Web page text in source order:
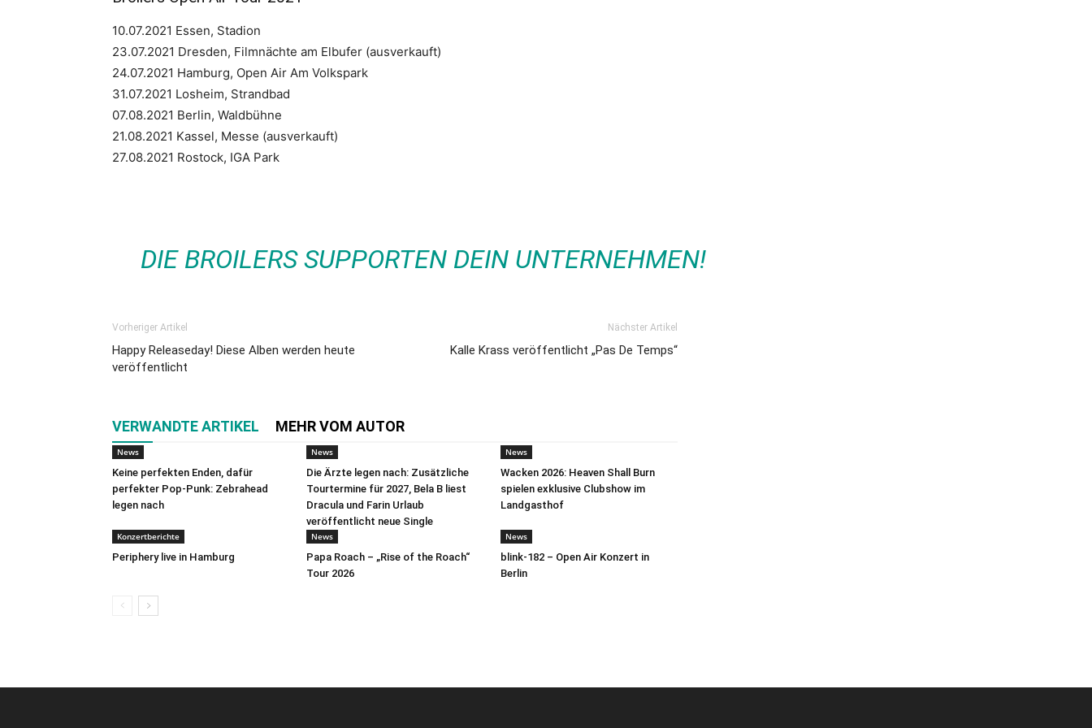
10.07.2021 Essen, Stadion
23.07.2021 Dresden, Filmnächte am Elbufer (ausverkauft)
24.07.2021 Hamburg, Open Air Am Volkspark
31.07.2021 Losheim, Strandbad
07.08.2021 Berlin, Waldbühne
21.08.2021 Kassel, Messe (ausverkauft)
27.08.2021 Rostock, IGA Park
DIE BROILERS SUPPORTEN DEIN UNTERNEHMEN!
Vorheriger Artikel
Happy Releaseday! Diese Alben werden heute
veröffentlicht
Nächster Artikel
Kalle Krass veröffentlicht „Pas De Temps“
VERWANDTE ARTIKEL MEHR VOM AUTOR
News
Keine perfekten Enden, dafür
perfekter Pop-Punk: Zebrahead
legen nach
News
Die Ärzte legen nach: Zusätzliche
Tourtermine für 2027, Bela B liest
Dracula und Farin Urlaub
veröffentlicht neue Single
News
Wacken 2026: Heaven Shall Burn
spielen exklusive Clubshow im
Landgasthof
Konzertberichte
Periphery live in Hamburg
News
Papa Roach – „Rise of the Roach“
Tour 2026
News
blink-182 – Open Air Konzert in
Berlin